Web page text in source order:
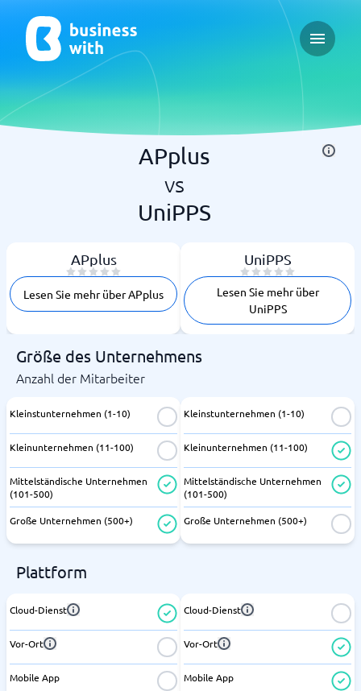
Open
APplus
vs
UniPPS
APplus
Lesen Sie mehr über APplus
UniPPS
Lesen Sie mehr über
UniPPS
Größe des Unternehmens
Anzahl der Mitarbeiter
Kleinstunternehmen (1-10)
Kleinunternehmen (11-100)
Mittelständische Unternehmen
(101-500)
Große Unternehmen (500+)
Kleinstunternehmen (1-10)
Kleinunternehmen (11-100)
Mittelständische Unternehmen
(101-500)
Große Unternehmen (500+)
Plattform
Cloud-Dienst
Vor-Ort
Mobile App
Cloud-Dienst
Vor-Ort
Mobile App